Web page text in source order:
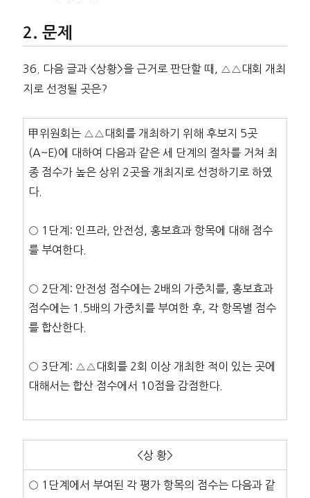
문제
36. 다음 글과 <상황>을 근거로 판단할 때, △△대회 개최
지로 선정될 곳은?
甲위원회는 △△대회를 개최하기 위해 후보지 5곳
(A~E)에 대하여 다음과 같은 세 단계의 절차를 거쳐 최
종 점수가 높은 상위 2곳을 개최지로 선정하기로 하였
다.
○ 1단계: 인프라, 안전성, 홍보효과 항목에 대해 점수
를 부여한다.
○ 2단계: 안전성 점수에는 2배의 가중치를, 홍보효과
점수에는 1.5배의 가중치를 부여한 후, 각 항목별 점수
를 합산한다.
○ 3단계: △△대회를 2회 이상 개최한 적이 있는 곳에
대해서는 합산 점수에서 10점을 감점한다.
<상 황>
○ 1단계에서 부여된 각 평가 항목의 점수는 다음과 같